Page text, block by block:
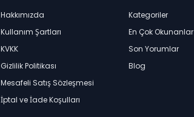
Hakkımızda
Kullanım Şartları
KVKK
Gizlilik Politikası
Mesafeli Satış Sözleşmesi
İptal ve İade Koşulları
Kategoriler
En Çok Okunanlar
Son Yorumlar
Blog